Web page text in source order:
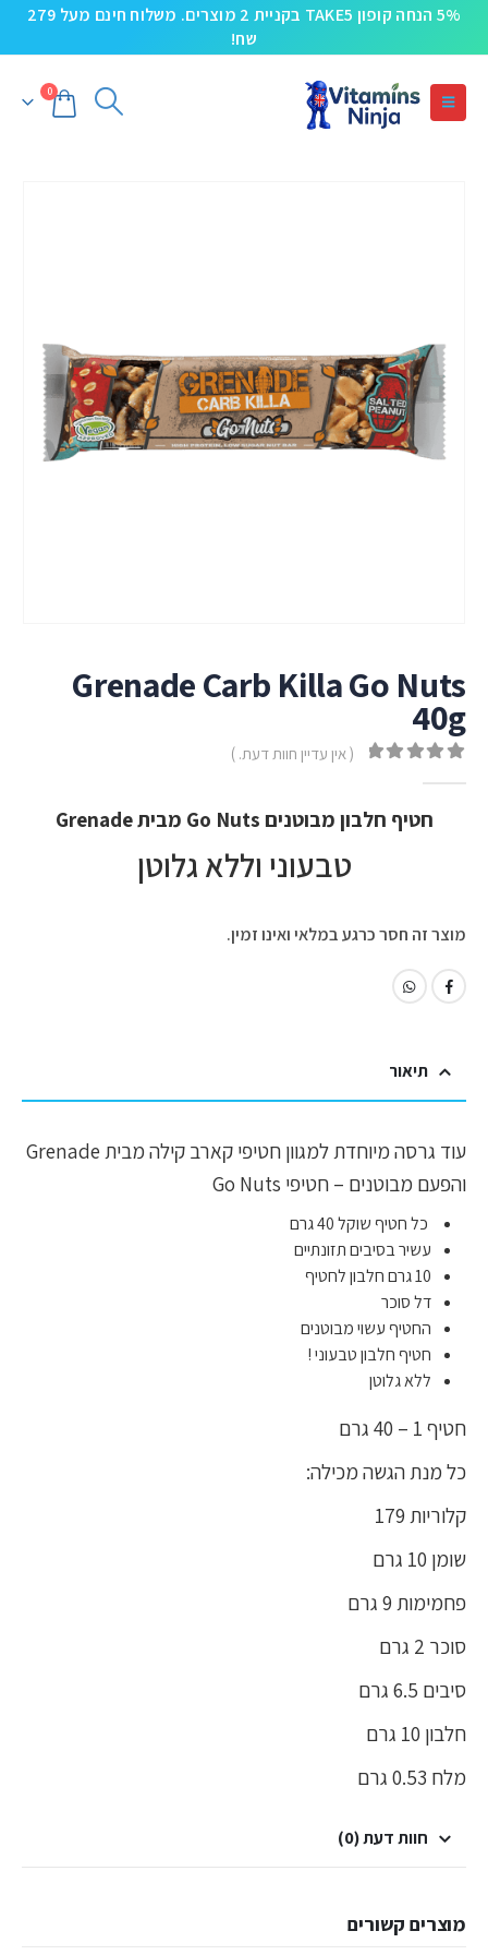
5% הנחה קופון TAKE5 בקניית 2 מוצרים. משלוח חינם מעל 279
שח!
0
Grenade Carb Killa Go Nuts
40g
( אין עדיין חוות דעת. )
חטיף חלבון מבוטנים Go Nuts מבית Grenade
טבעוני וללא גלוטן
מוצר זה חסר כרגע במלאי ואינו זמין.
תיאור
עוד גרסה מיוחדת למגוון חטיפי קארב קילה מבית Grenade
והפעם מבוטנים – חטיפי Go Nuts
כל חטיף שוקל 40 גרם
עשיר בסיבים תזונתיים
10 גרם חלבון לחטיף
דל סוכר
החטיף עשוי מבוטנים
חטיף חלבון טבעוני !
ללא גלוטן
חטיף 1 – 40 גרם
כל מנת הגשה מכילה:
קלוריות 179
שומן 10 גרם
פחמימות 9 גרם
סוכר 2 גרם
סיבים 6.5 גרם
חלבון 10 גרם
מלח 0.53 גרם
חוות דעת (0)
מוצרים קשורים